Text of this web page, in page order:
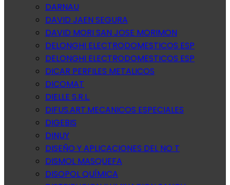
DARNAU
DAVID JAEN SEGURA
DAVID MORI SAN JOSE MORIMON
DELONGHI ELECTRODOMESTICOS ESP
DELONGHI ELECTRODOMESTICOS ESP
DICAR PERFILES METALICOS
DICOMAT
DIELLE S.R.L.
DIFUS.ART.MECANICOS ESPECIALES
DIGEBIS
DINUY
DISEÑO Y APLICACIONES DEL NO T
DISMOL MASQUEFA
DISOPOL QUÍMICA